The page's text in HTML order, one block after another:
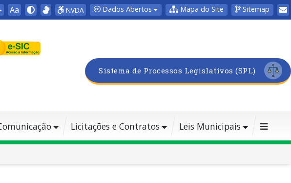
Aa NVDA Dados Abertos Mapa do Site Sitemap
Sistema de Processos Legislativos (SPL)
Licitações e Contratos Leis Municipais